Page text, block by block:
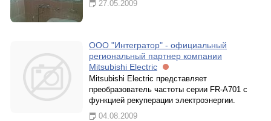
27.05.2009
ООО "Интегратор" - официальный
региональный партнер компании
Mitsubishi Electric
Mitsubishi Electric представляет
преобразователь частоты серии FR-A701 с
функцией рекуперации электроэнергии.
04.08.2009